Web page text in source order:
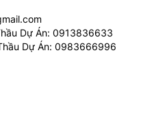
Dự Án: 0913836633
Dự Án: 0983666996